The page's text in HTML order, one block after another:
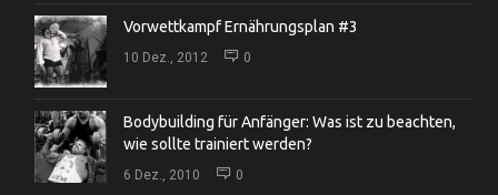
Vorwettkampf Ernährungsplan #3
10 Dez., 2012 0
Bodybuilding für Anfänger: Was ist zu beachten,
wie sollte trainiert werden?
6 Dez., 2010 0